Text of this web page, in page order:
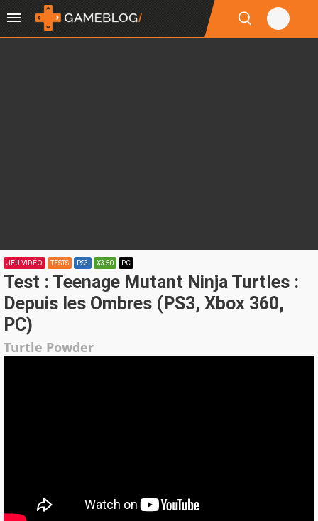
JEU VIDÉO TESTS PS3 X360 PC
Test : Teenage Mutant Ninja Turtles :
Depuis les Ombres (PS3, Xbox 360,
PC)
Turtle Powder